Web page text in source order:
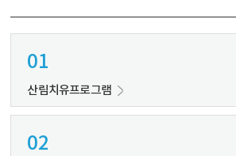
01
산림치유프로그램
02